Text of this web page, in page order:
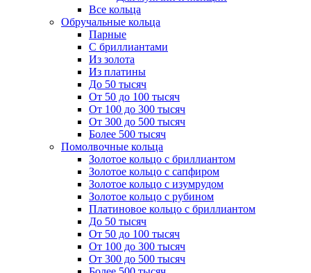
Все кольца
Обручальные кольца
Парные
С бриллиантами
Из золота
Из платины
До 50 тысяч
От 50 до 100 тысяч
От 100 до 300 тысяч
От 300 до 500 тысяч
Более 500 тысяч
Помолвочные кольца
Золотое кольцо с бриллиантом
Золотое кольцо с сапфиром
Золотое кольцо с изумрудом
Золотое кольцо с рубином
Платиновое кольцо с бриллиантом
До 50 тысяч
От 50 до 100 тысяч
От 100 до 300 тысяч
От 300 до 500 тысяч